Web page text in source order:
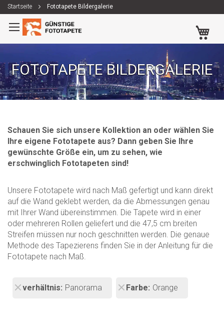
Startseite Fototapete Bildergalerie
Zum
Inhalt
springen
FOTOTAPETE BILDERGALERIE
Schauen Sie sich unsere Kollektion an oder wählen Sie
Ihre eigene Fototapete aus? Dann geben Sie Ihre
gewünschte Größe ein, um zu sehen, wie
erschwinglich Fototapeten sind!
Unsere Fototapete wird nach Maß gefertigt und kann direkt
auf die Wand geklebt werden, da die Abmessungen genau
mit Ihrer Wand übereinstimmen. Die Tapete wird in einer
oder mehreren Rollen geliefert und die 47,5 cm breiten
Streifen müssen nur noch geschnitten werden. Die genaue
Methode des Tapezierens finden Sie in der Anleitung für die
Fototapete nach Maß.
verhältnis Panorama Farbe Orange